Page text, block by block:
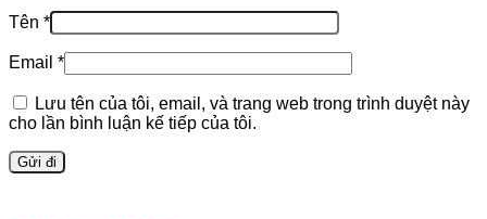
Tên *
Email *
Lưu tên của tôi, email, và trang web trong trình duyệt này
cho lần bình luận kế tiếp của tôi.